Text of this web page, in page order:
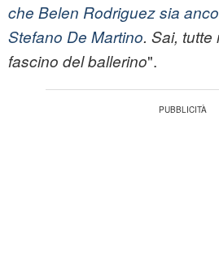
che Belen Rodriguez sia
Stefano De Martino. Sai, tutte
fascino del ballerino".